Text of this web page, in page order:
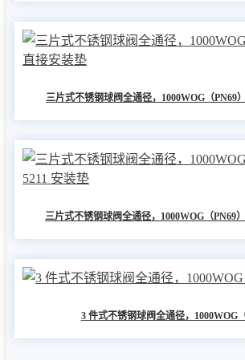
三片式不锈钢球阀全通径，1000WOG（PN69
三片式不锈钢球阀全通径，1000WOG（PN69
3 件式不锈钢球阀全通径，1000WOG（